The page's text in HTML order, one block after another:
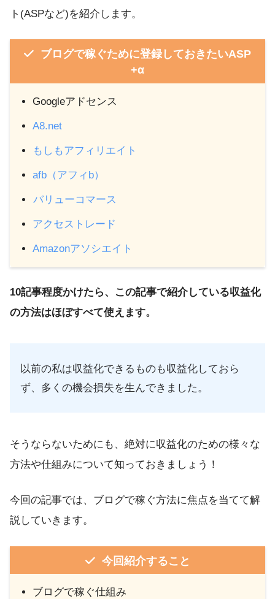
ト(ASPなど)を紹介します。
ブログで稼ぐために登録しておきたいASP
+α
Googleアドセンス
A8.net
もしもアフィリエイト
afb（アフィb）
バリューコマース
アクセストレード
Amazonアソシエイト
10記事程度かけたら、この記事で紹介している収益化
の方法はほぼすべて使えます。
以前の私は収益化できるものも収益化しておら
ず、多くの機会損失を生んできました。
そうならないためにも、絶対に収益化のための様々な
方法や仕組みについて知っておきましょう！
今回の記事では、ブログで稼ぐ方法に焦点を当てて解
説していきます。
今回紹介すること
ブログで稼ぐ仕組み